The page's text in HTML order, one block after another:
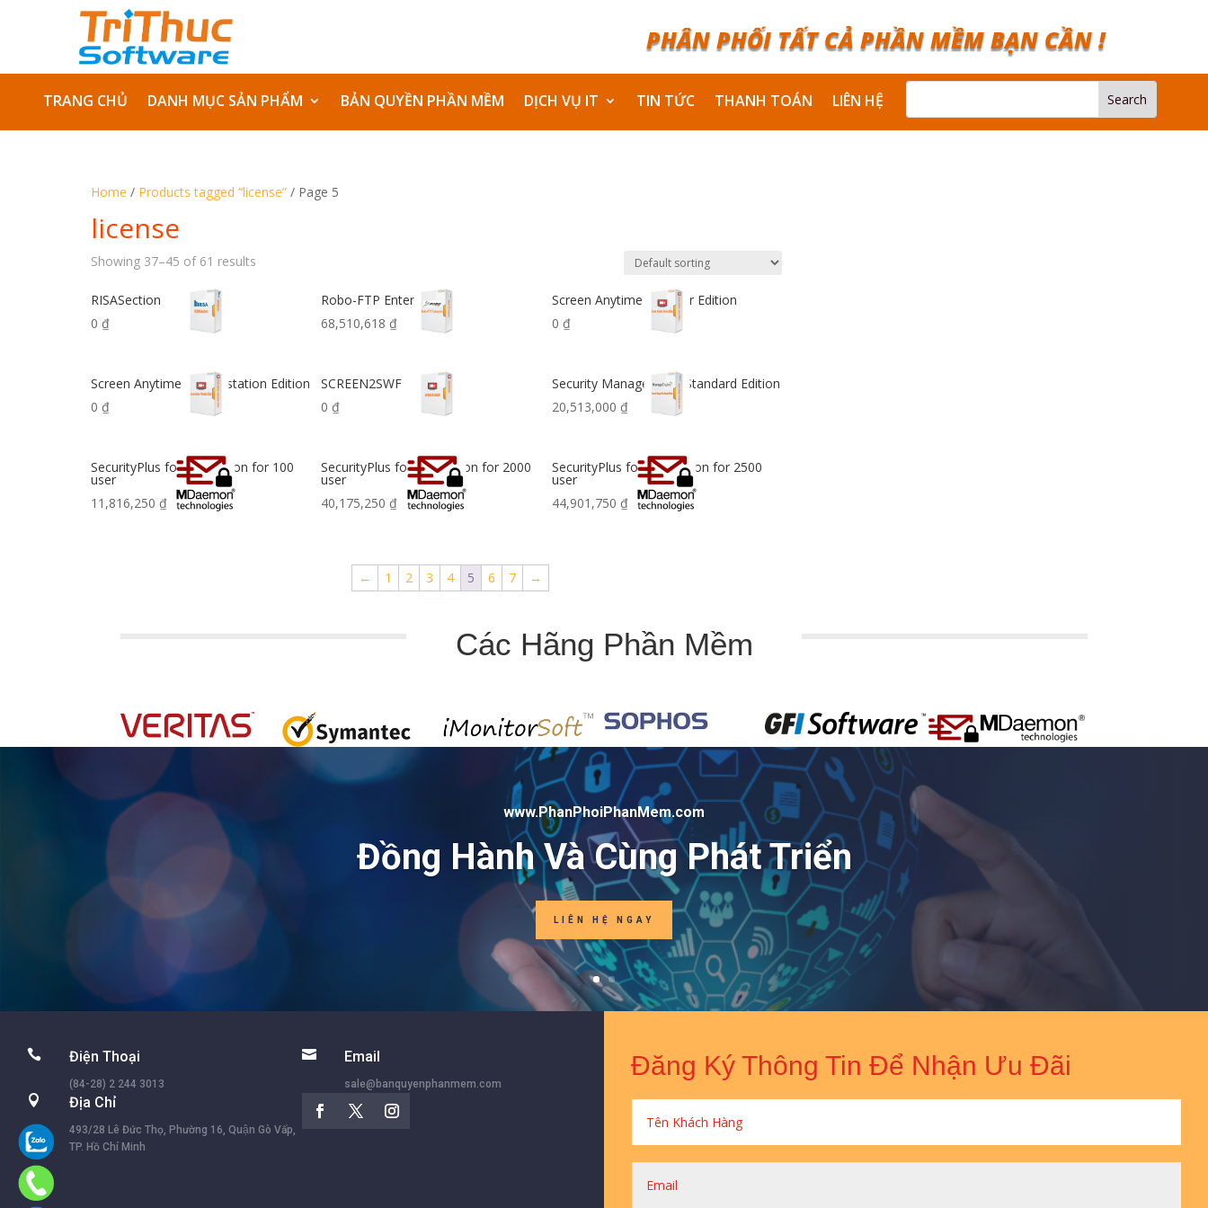
PHÂN PHỐI TẤT CẢ PHẦN MỀM BẠN CẦN !
TRANG CHỦ DANH MỤC SẢN PHẨM BẢN QUYỀN PHẦN MỀM DỊCH VỤ IT TIN TỨC THANH TOÁN LIÊN HỆ
Home / Products tagged “license”/ Page 5
license
Showing 37–45 of 61 results
RISASection
0 ₫
Robo-FTP Enterprise
68,510,618₫
Screen Anytime – Server Edition
0 ₫
Screen Anytime – Workstation Edition
0 ₫
SCREEN2SWF
0₫
Security Manager Plus Standard Edition
20,513,000 ₫
SecurityPlus for MDaemon for 100
user
11,816,250 ₫
SecurityPlus for MDaemon for 2000
user
40,175,250₫
SecurityPlus for MDaemon for 2500
user
44,901,750 ₫
← 1 2 3 4 5 6 7 →
Các Hãng Phần Mềm
www.PhanPhoiPhanMem.com
Đồng Hành Và Cùng Phát Triển
LIÊN HỆ NGAY
 Điện Thoại
(84-28) 2 244 3013
 Địa Chỉ
493/28 Lê Đức Thọ, Phường 16, Quận Gò Vấp,
TP. Hồ Chí Minh
 Email
sale@banquyenphanmem.com
Đăng Ký Thông Tin Để Nhận Ưu Đãi